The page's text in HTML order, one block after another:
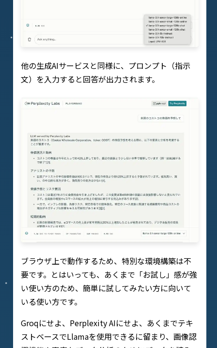
他の生成AIサービスと同様に、プロンプト（指示
文）を入力すると回答が出力されます。
ブラウザ上で動作するため、特別な環境構築は不
要です。とはいっても、あくまで「お試し」感が強
い使い方のため、簡単に試してみたい方に向いて
いる使い方です。
Groqにせよ、Perplexity AIにせよ、あくまでテキ
ストベースでLlamaを使用できるに留まり、画像認